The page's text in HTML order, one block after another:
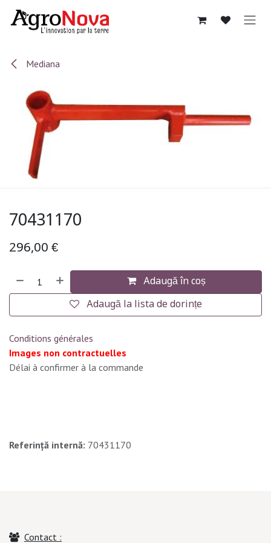
Mediana
70431170
296,00 €
Adaugă în coș
Adaugă la lista de dorințe
Conditions générales
Images non contractuelles
Délai à confirmer à la commande
Referință internă: 70431170
Contact :